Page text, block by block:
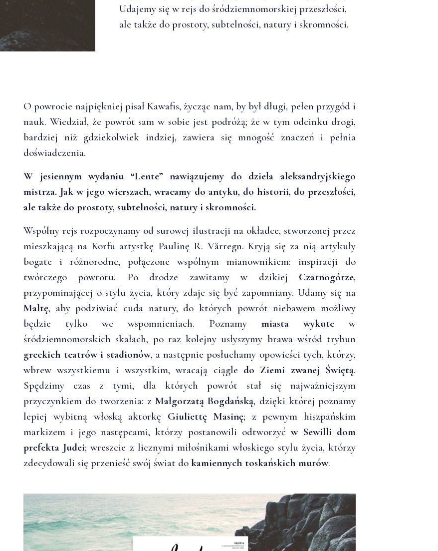
Udajemy się w rejs do śródziemnomorskiej przeszłości,
ale także do prostoty, subtelności, natury i skromności.
O powrocie najpiękniej pisał Kawafis, życząc nam, by był długi, pełen przygód i
nauk. Wiedział, że powrót sam w sobie jest podróżą; że w tym odcinku drogi,
bardziej niż gdziekolwiek indziej, zawiera się mnogość znaczeń i pełnia
doświadczenia.
W jesiennym wydaniu “Lente” nawiązujemy do dzieła aleksandryjskiego
mistrza. Jak w jego wierszach, wracamy do antyku, do historii, do przeszłości,
ale także do prostoty, subtelności, natury i skromności.
Wspólny rejs rozpoczynamy od surowej ilustracji na okładce, stworzonej przez
mieszkającą na Korfu artystkę Paulinę R. Vårregn. Kryją się za nią artykuły
bogate i różnorodne, połączone wspólnym mianownikiem: inspiracji do
twórczego powrotu. Po drodze zawitamy w dzikiej Czarnogórze,
przypominającej o stylu życia, który zdaje się być zapomniany. Udamy się na
Maltę, aby podziwiać cuda natury, do których powrót niebawem możliwy
będzie tylko we wspomnieniach. Poznamy miasta wykute w
śródziemnomorskich skałach, po raz kolejny usłyszymy brawa wśród trybun
greckich teatrów i stadionów, a następnie posłuchamy opowieści tych, którzy,
wbrew wszystkiemu i wszystkim, wracają ciągle do Ziemi zwanej Świętą.
Spędzimy czas z tymi, dla których powrót stał się najważniejszym
przyczynkiem do tworzenia: z Małgorzatą Bogdańską, dzięki której poznamy
lepiej wybitną włoską aktorkę Giuliettę Masinę; z pewnym hiszpańskim
markizem i jego następcami, którzy postanowili odtworzyć w Sewilli dom
prefekta Judei; wreszcie z licznymi miłośnikami włoskiego stylu życia, którzy
zdecydowali się przenieść swój świat do kamiennych toskańskich murów.